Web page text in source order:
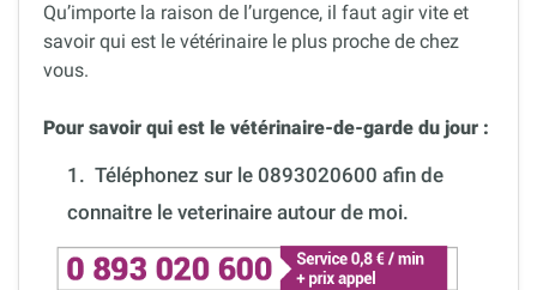
Qu’importe la raison de l’urgence, il faut agir vite et
savoir qui est le vétérinaire le plus proche de chez
vous.
Pour savoir qui est le vétérinaire-de-garde du jour :
1. Téléphonez sur le 0893020600 afin de
connaitre le veterinaire autour de moi.